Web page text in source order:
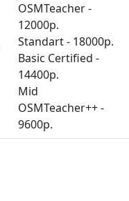
OSMTeacher -
12000р.
Standart - 18000р.
Basic Certified -
14400р.
Mid
OSMTeacher++ -
9600р.